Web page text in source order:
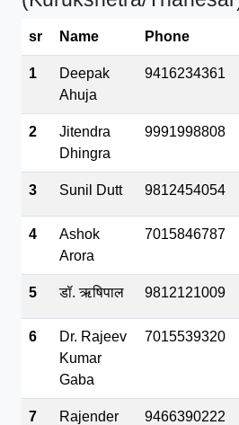
sr Name Phone
1
Deepak
Ahuja
9416234361
2
Jitendra
Dhingra
9991998808
3 Sunil Dutt 9812454054
4
Ashok
Arora
7015846787
5 डॉ. ऋषिपाल 9812121009
6
Dr. Rajeev
Kumar
Gaba
7015539320
7
Rajender
9466390222